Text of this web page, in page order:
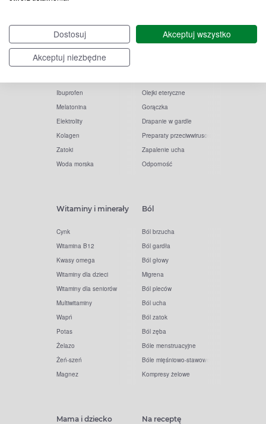
Dostosuj
Akceptuj wszystko
Akceptuj niezbędne
Witamina C
Krople do oczu
Tran
Ibuprofen
Melatonina
Elektrolity
Kolagen
Zatoki
Woda morska
Krople do nosa
Olejki eteryczne
Gorączka
Drapanie w gardle
Preparaty przeciwwirusowe
Zapalenie ucha
Odporność
Witaminy i minerały
Cynk
Witamina B12
Kwasy omega
Witaminy dla dzieci
Witaminy dla seniorów
Multiwitaminy
Wapń
Potas
Żelazo
Żeń-szeń
Magnez
Ból
Ból brzucha
Ból gardła
Ból głowy
Migrena
Ból pleców
Ból ucha
Ból zatok
Ból zęba
Bóle menstruacyjne
Bóle mięśniowo-stawowe
Kompresy żelowe
Mama i dziecko Na receptę